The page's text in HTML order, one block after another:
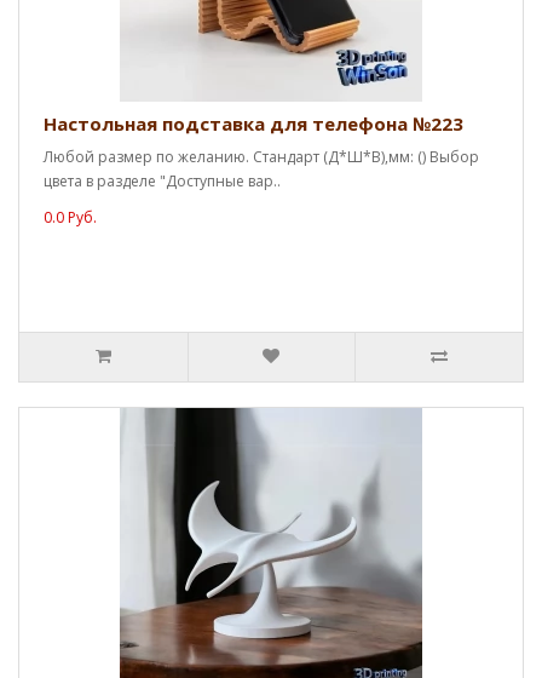
Настольная подставка для телефона №223
Любой размер по желанию. Стандарт (Д*Ш*В),мм: () Выбор
цвета в разделе "Доступные вар..
0.0 Руб.